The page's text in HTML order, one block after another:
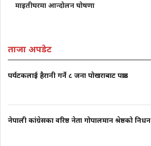
माइतीघरमा आन्दोलन घोषणा
ताजा अपडेट
पर्यटकलाई हैरानी गर्ने ८ जना पोखराबाट पक्राउ
नेपाली कांग्रेसका वरिष्ठ नेता गोपालमान श्रेष्ठको निधन